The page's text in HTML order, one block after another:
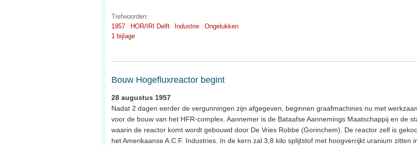
Trefwoorden:
1957
HOR/IRI Delft Industrie
Ongelukken
1 bijlage
Bouw Hogefluxreactor begint
28 augustus 1957
Nadat 2 dagen eerder de vergunningen zijn afgegeven, beginnen graafmachines nu met
voor de bouw van het HFR-complex. Aannemer is de Bataafse Aannemings Maatschappij en de
waarin de reactor komt wordt gebouwd door De Vries Robbe (Gorinchem). De reactor zelf is
het Amerikaanse A.C.F. Industries. In de kern zal 3,8 kilo splijtstof met hoogverrijkt uranium zitten